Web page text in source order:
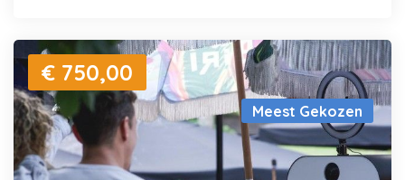
Meest Gekozen
€ 750,00